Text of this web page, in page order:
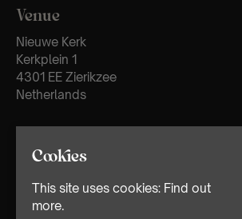
Venue
Nieuwe Kerk
Kerkplein 1
4301 EE Zierikzee
Netherlands
Cookies
This site uses cookies: Find out
more.